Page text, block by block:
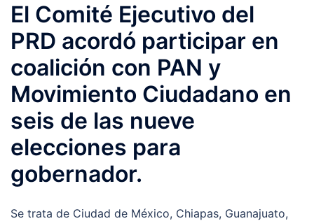
El Comité Ejecutivo del
PRD acordó participar en
coalición con PAN y
Movimiento Ciudadano en
seis de las nueve
elecciones para
gobernador.
Se trata de Ciudad de México, Chiapas, Guanajuato,